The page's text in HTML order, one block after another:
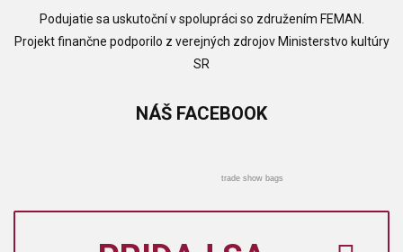
Podujatie sa uskutoční v spolupráci so združením FEMAN.
Projekt finančne podporilo z verejných zdrojov Ministerstvo kultúry
SR
NÁŠ FACEBOOK
trade show bags